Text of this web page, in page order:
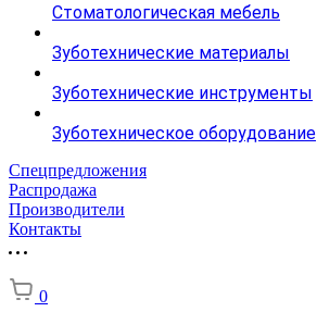
Стоматологическая мебель
Зуботехнические материалы
Зуботехнические инструменты
Зуботехническое оборудование
Спецпредложения
Распродажа
Производители
Контакты
0